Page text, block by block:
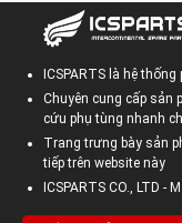
ICSPARTS là hệ
Chuyên cung cấp sản
cứu phụ tùng nhanh
Trang trưng bày sản
tiếp trên website này
ICSPARTS CO., LTD -